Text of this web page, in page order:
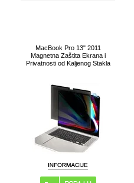
MacBook Pro 13" 2011
Magnetna Zaštita Ekrana i
Privatnosti od Kaljenog Stakla